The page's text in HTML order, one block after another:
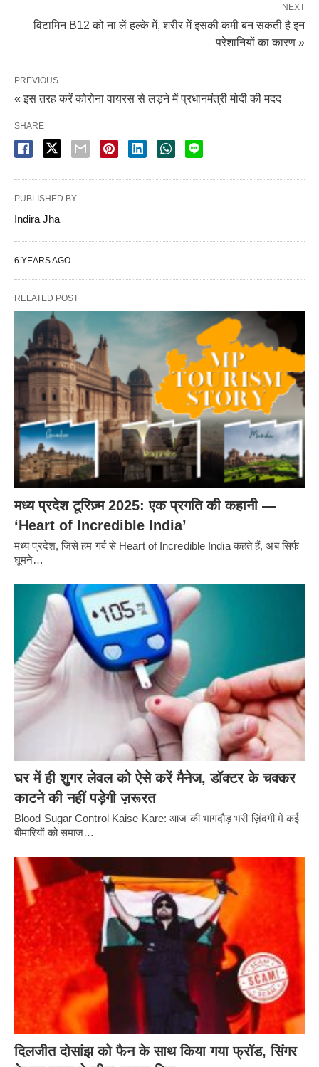
NEXT
विटामिन B12 को ना लें हल्के में, शरीर में इसकी कमी बन सकती है इन
परेशानियों का कारण »
PREVIOUS
« इस तरह करें कोरोना वायरस से लड़ने में प्रधानमंत्री मोदी की मदद
SHARE
PUBLISHED BY
Indira Jha
6 YEARS AGO
RELATED POST
मध्य प्रदेश टूरिज़्म 2025: एक प्रगति की कहानी —
‘Heart of Incredible India’
मध्य प्रदेश, जिसे हम गर्व से Heart of Incredible India कहते हैं, अब सिर्फ
घूमने…
घर में ही शुगर लेवल को ऐसे करें मैनेज, डॉक्टर के चक्कर
काटने की नहीं पड़ेगी ज़रूरत
Blood Sugar Control Kaise Kare: आज की भागदौड़ भरी ज़िंदगी में कई
बीमारियों को समाज…
दिलजीत दोसांझ को फैन के साथ किया गया फ्रॉड, सिंगर